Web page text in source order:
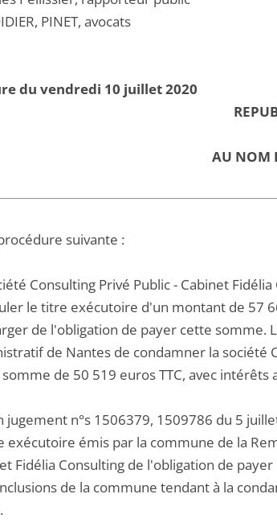
PINET, avocats
du vendredi 10 juillet 2020
AU NOM
suivante :
Consulting Privé Public - Cabinet
le titre exécutoire d'un montant de 57
de l'obligation de payer cette somme.
de Nantes de condamner la société
de 50 519 euros TTC, avec
jugement n°s 1506379, 1509786 du 5
exécutoire émis par la commune de la
Fidélia Consulting de l'obligation de
de la commune tendant à la